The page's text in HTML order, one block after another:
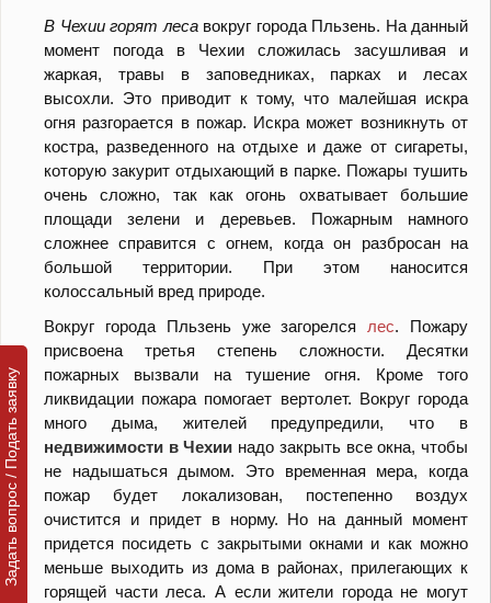
В Чехии горят лесавокруг города Пльзень. На данный
момент погода в Чехии сложилась засушливая и
жаркая, травы в заповедниках, парках и лесах
высохли. Это приводит к тому, что малейшая искра
огня разгорается в пожар. Искра может возникнуть от
костра, разведенного на отдыхе и даже от сигареты,
которую закурит отдыхающий в парке. Пожары тушить
очень сложно, так как огонь охватывает большие
площади зелени и деревьев. Пожарным намного
сложнее справится с огнем, когда он разбросан на
большой территории. При этом наносится
колоссальный вред природе.
Вокруг города Пльзень уже загорелся лес. Пожару
присвоена третья степень сложности. Десятки
пожарных вызвали на тушение огня. Кроме того
ликвидации пожара помогает вертолет. Вокруг города
много дыма, жителей предупредили, что в
недвижимости в Чехии надо закрыть все окна, чтобы
не надышаться дымом. Это временная мера, когда
пожар будет локализован, постепенно воздух
очистится и придет в норму. Но на данный момент
придется посидеть с закрытыми окнами и как можно
меньше выходить из дома в районах, прилегающих к
горящей части леса. А если жители города не могут
Задать вопрос / Подать заявку